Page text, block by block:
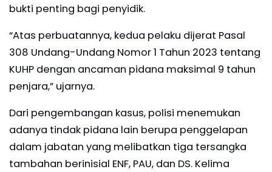
bukti penting bagi penyidik.
“Atas perbuatannya, kedua pelaku dijerat Pasal
308 Undang-Undang Nomor 1 Tahun 2023 tentang
KUHP dengan ancaman pidana maksimal 9 tahun
penjara,” ujarnya.
Dari pengembangan kasus, polisi menemukan
adanya tindak pidana lain berupa penggelapan
dalam jabatan yang melibatkan tiga tersangka
tambahan berinisial ENF, PAU, dan DS. Kelima